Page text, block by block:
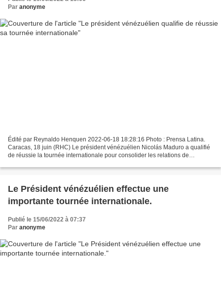
Par anonyme
Édité par Reynaldo Henquen 2022-06-18 18:28:16 Photo : Prensa Latina.
Caracas, 18 juin (RHC) Le président vénézuélien Nicolás Maduro a qualifié
de réussie la tournée internationale pour consolider les relations de
Le Président vénézuélien effectue une
importante tournée internationale.
Publié le 15/06/2022 à 07:37
Par anonyme